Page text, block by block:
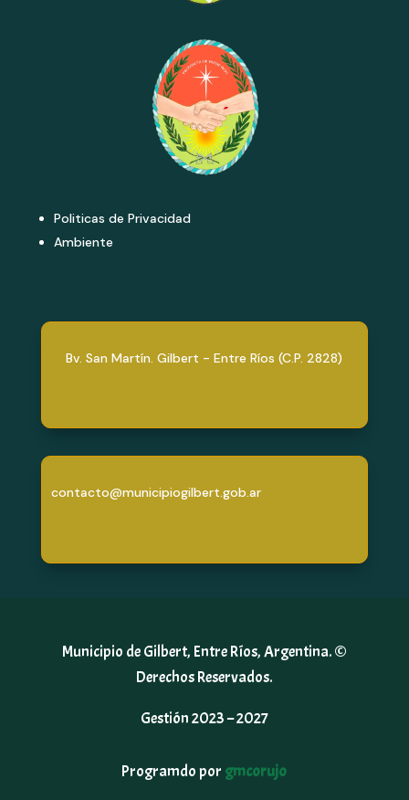
Politicas de Privacidad
Ambiente
Bv. San Martín. Gilbert - Entre Ríos (C.P. 2828)
contacto@municipiogilbert.gob.ar
Municipio de Gilbert, Entre Ríos, Argentina. ©
Derechos Reservados.
Gestión 2023 – 2027
Programdo por gmcorujo